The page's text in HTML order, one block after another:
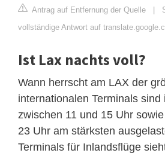
Antrag auf Entfernung der Quelle |
vollständige Antwort auf
Ist Lax nachts voll?
Wann herrscht am LAX der
internationalen Terminals sind
zwischen 11 und 15 Uhr
23 Uhr am stärksten
Terminals für Inlandsflüge